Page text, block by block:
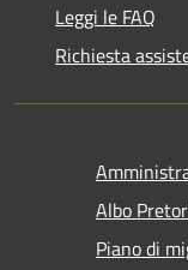
Leggi le FAQ
Richiesta
Albo
Piano di